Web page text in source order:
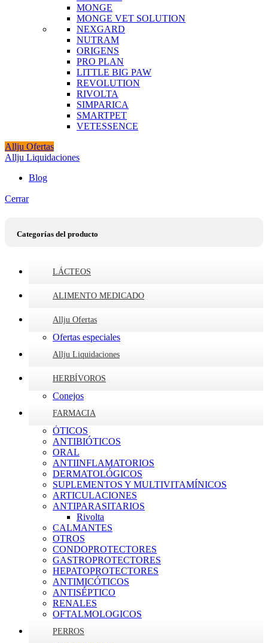
MONGE
MONGE VET SOLUTION
NEXGARD
NUTRAM
ORIGENS
PRO PLAN
LITTLE BIG PAW
REVOLUTION
RIVOLTA
SIMPARICA
SMARTPET
VETESSENCE
Allju Ofertas
Allju Liquidaciones
Blog
Cerrar
Categorías del producto
LÁCTEOS
ALIMENTO MEDICADO
Allju Ofertas
Ofertas especiales
Allju Liquidaciones
HERBÍVOROS
Conejos
FARMACIA
ÓTICOS
ANTIBIÓTICOS
ORAL
ANTIINFLAMATORIOS
DERMATOLÓGICOS
SUPLEMENTOS Y MULTIVITAMÍNICOS
ARTICULACIONES
ANTIPARASITARIOS
Rivolta
CALMANTES
OTROS
CONDOPROTECTORES
GASTROPROTECTORES
HEPATOPROTECTORES
ANTIMICÓTICOS
ANTISÉPTICO
RENALES
OFTALMOLOGICOS
PERROS